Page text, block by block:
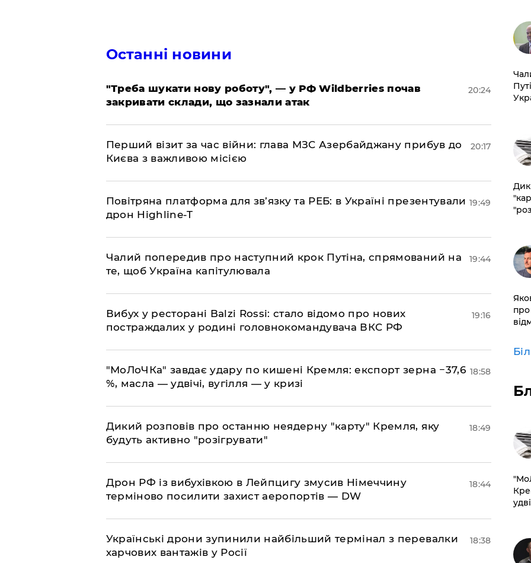
Останні новини
​"Треба шукати нову роботу", — у РФ Wildberries почав
закривати склади, що зазнали атак
20:24
​Перший візит за час війни: глава МЗС Азербайджану прибув до
Києва з важливою місією
20:17
​Повітряна платформа для зв’язку та РЕБ: в Україні презентували
дрон Highline-T
19:49
​Чалий попередив про наступний крок Путіна, спрямований на
те, щоб Україна капітулювала
19:44
​Вибух у ресторані Balzi Rossi: стало відомо про нових
постраждалих у родині головнокомандувача ВКС РФ
19:16
​"МоЛоЧКа" завдає удару по кишені Кремля: експорт зерна −37,6
%, масла — удвічі, вугілля — у кризі
18:58
​Дикий розповів про останню неядерну "карту" Кремля, яку
будуть активно "розігрувати"
18:49
​Дрон РФ із вибухівкою в Лейпцигу змусив Німеччину
терміново посилити захист аеропортів — DW
18:44
​Українські дрони зупинили найбільший термінал з перевалки
харчових вантажів у Росії
18:38